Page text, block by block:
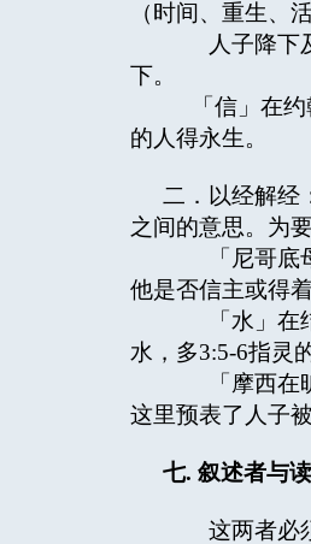
（时间、重生、
人子降下及
下。
「信」在约
的人得永生。
二．以经解经
之间的意思。为
「尼哥底母
他是否信主或得
「水」在结
水，多3:5-6指灵
「摩西在旷
这里预表了人子
七. 叙述者与
这两者必须